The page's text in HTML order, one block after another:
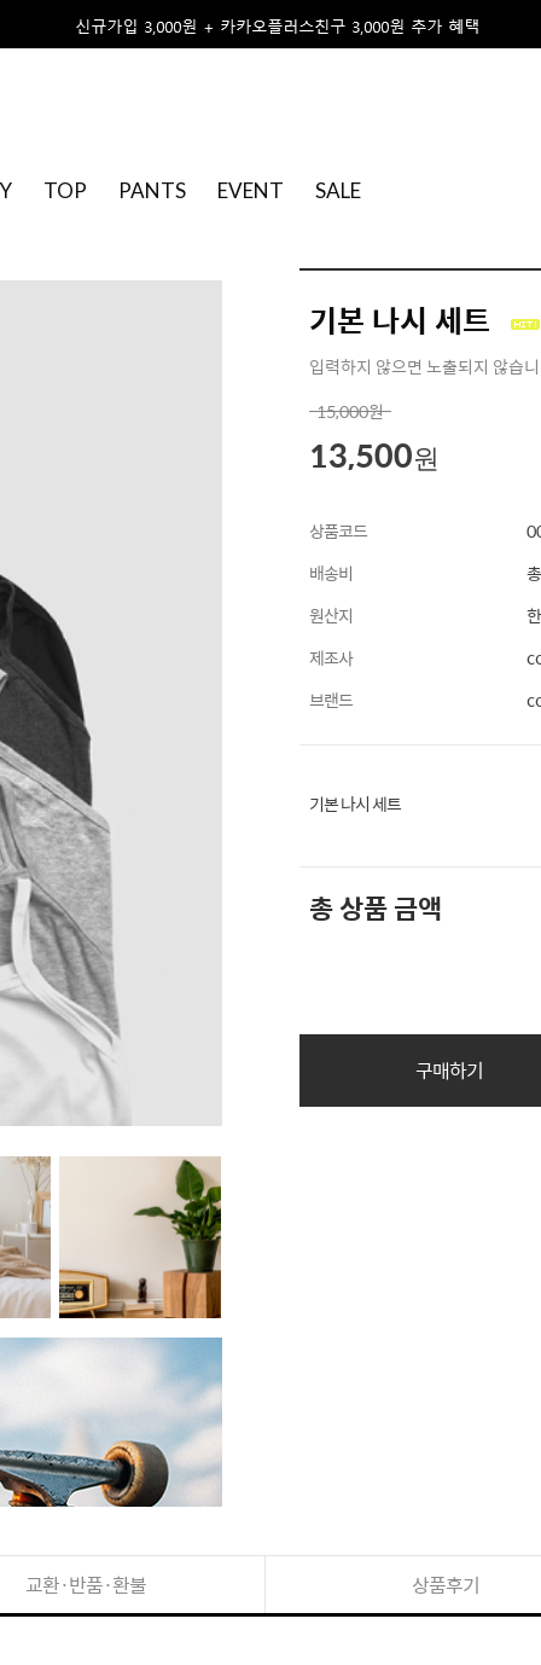
TOP PANTS EVENT SALE
기본 나시 세트
입력하지 않으면 노출되지 않습
15,000원
13,500원
상품코드
배송비
원산지
제조사
브랜드
기본 나시 세트
총 상품 금액
구매하기
교환·반품·환불 상품후기